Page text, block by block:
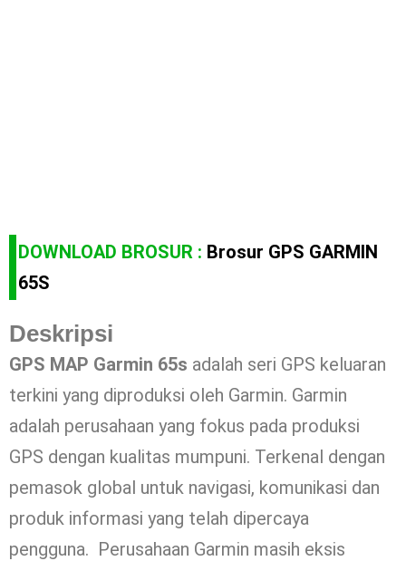
DOWNLOAD BROSUR : Brosur GPS GARMIN
65S
Deskripsi
GPS MAP Garmin 65s adalah seri GPS keluaran
terkini yang diproduksi oleh Garmin. Garmin
adalah perusahaan yang fokus pada produksi
GPS dengan kualitas mumpuni. Terkenal dengan
pemasok global untuk navigasi, komunikasi dan
produk informasi yang telah dipercaya
pengguna. Perusahaan Garmin masih eksis